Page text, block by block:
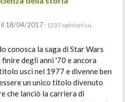
il 18/04/2017 · 1237 opinioni su
conosca la saga di Star Wars
degli anni '70 e ancora
uscì nel 1977 e divenne ben
un unico titolo divenuto
che lanciò la carriera di